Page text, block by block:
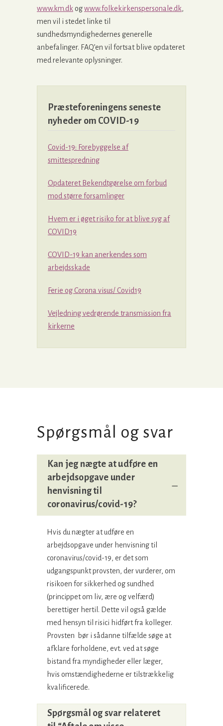
www.km.dk ogwww.folkekirkenspersonale.dk,
men vil i stedet linke til
sundhedsmyndighedernes generelle
anbefalinger. FAQ’en vil fortsat blive opdateret
med relevante oplysninger.
Præsteforeningens seneste
nyheder om COVID-19
Covid-19: Forebyggelse af
smittespredning
Opdateret Bekendtgørelse om forbud
mod større forsamlinger
Hvem er i øget risiko for at blive syg af
COVID19
COVID-19 kan anerkendes som
arbejdsskade
Ferie og Corona visus/ Covid19
Vejledning vedrørende transmission fra
kirkerne
Spørgsmål og svar
Kan jeg nægte at udføre en
arbejdsopgave under
henvisning til
coronavirus/covid-19?
Hvis du nægter at udføre en
arbejdsopgave under henvisning til
coronavirus/covid-19, er det som
udgangspunkt provsten, der vurderer, om
risikoen for sikkerhed og sundhed
(princippet om liv, ære og velfærd)
berettiger hertil. Dette vil også gælde
med hensyn til risici hidført fra kolleger.
Provsten bør i sådanne tilfælde søge at
afklare forholdene, evt. ved at søge
bistand fra myndigheder eller læger,
hvis omstændighederne er tilstrækkelig
kvalificerede.
Spørgsmål og svar relateret